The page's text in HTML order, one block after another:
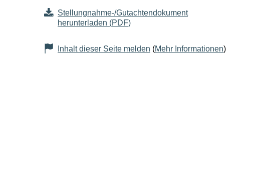
Stellungnahme-/Gutachtendokument
herunterladen (PDF)
Inhalt dieser Seite melden (Mehr Informationen)